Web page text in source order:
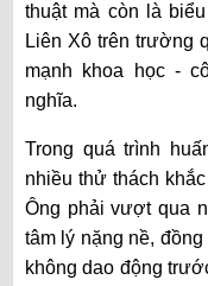
thuật mà còn là
Liên Xô trên trường
mạnh khoa học -
nghĩa.
Trong quá trình
nhiều thử thách
Ông phải vượt qua
tâm lý nặng nề,
không dao động